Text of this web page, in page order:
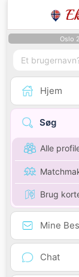
Oslo
Hjem
Søg
Alle
Brug
Mine
Chat